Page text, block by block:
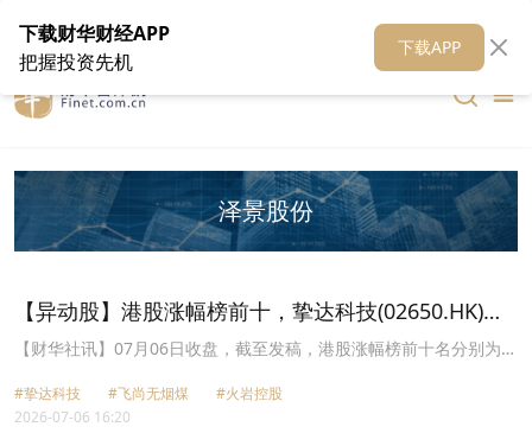
在线客服 关于我们 财华媒体矩阵 财华智库
泽景股份
【异动股】港股涨幅榜前十，挚达科技(02650.HK)涨
+47.29%，飞尚无烟煤(01738.HK)涨+44.19%
【财华社讯】07月06日收盘，截至发稿，港股涨幅榜前十名分别为挚
+44.19%、火岩控股(01909.HK)涨幅+40.11%、丰城控股(02295.HK)
涨幅+40.00%、彭顺国际(06163.HK)涨幅+34.33%、泽景股份
#挚达科技 #飞尚无烟煤
#火岩控股
2026-07-06 16:20
下载财华财经APP
把握投资先机
下载APP